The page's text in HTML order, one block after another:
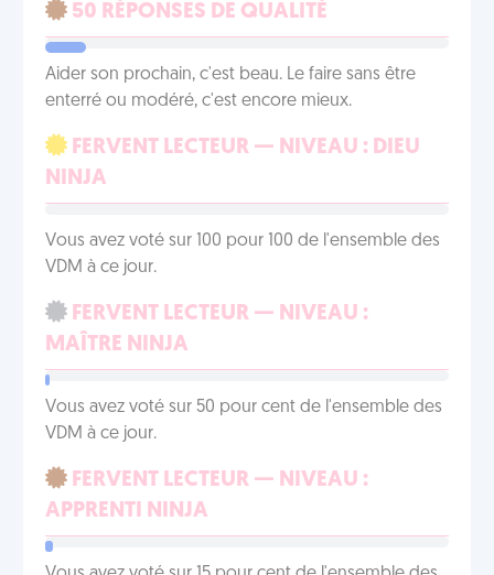
50 RÉPONSES DE QUALITÉ
Aider son prochain, c'est beau. Le faire sans être
enterré ou modéré, c'est encore mieux.
FERVENT LECTEUR — NIVEAU : DIEU
NINJA
Vous avez voté sur 100 pour 100 de l'ensemble des
VDM à ce jour.
FERVENT LECTEUR — NIVEAU :
MAÎTRE NINJA
Vous avez voté sur 50 pour cent de l'ensemble des
VDM à ce jour.
FERVENT LECTEUR — NIVEAU :
APPRENTI NINJA